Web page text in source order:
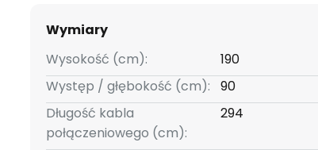
Wymiary
Wysokość (cm):
190
Występ / głębokość (cm):
90
Długość kabla
połączeniowego (cm):
294